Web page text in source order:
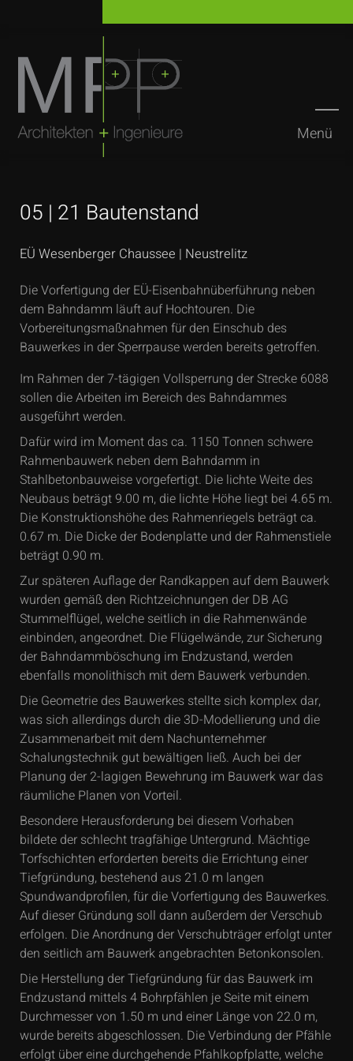
Menü
05 | 21 Bautenstand
EÜ Wesenberger Chaussee | Neustrelitz
Die Vorfertigung der EÜ-Eisenbahnüberführung neben
dem Bahndamm läuft auf Hochtouren. Die
Vorbereitungsmaßnahmen für den Einschub des
Bauwerkes in der Sperrpause werden bereits getroffen.
Im Rahmen der 7-tägigen Vollsperrung der Strecke 6088
sollen die Arbeiten im Bereich des Bahndammes
ausgeführt werden.
Dafür wird im Moment das ca. 1150 Tonnen schwere
Rahmenbauwerk neben dem Bahndamm in
Stahlbetonbauweise vorgefertigt. Die lichte Weite des
Neubaus beträgt 9.00 m, die lichte Höhe liegt bei 4.65 m.
Die Konstruktionshöhe des Rahmenriegels beträgt ca.
0.67 m. Die Dicke der Bodenplatte und der Rahmenstiele
beträgt 0.90 m.
Zur späteren Auflage der Randkappen auf dem Bauwerk
wurden gemäß den Richtzeichnungen der DB AG
Stummelflügel, welche seitlich in die Rahmenwände
einbinden, angeordnet. Die Flügelwände, zur Sicherung
der Bahndammböschung im Endzustand, werden
ebenfalls monolithisch mit dem Bauwerk verbunden.
Die Geometrie des Bauwerkes stellte sich komplex dar,
was sich allerdings durch die 3D-Modellierung und die
Zusammenarbeit mit dem Nachunternehmer
Schalungstechnik gut bewältigen ließ. Auch bei der
Planung der 2-lagigen Bewehrung im Bauwerk war das
räumliche Planen von Vorteil.
Besondere Herausforderung bei diesem Vorhaben
bildete der schlecht tragfähige Untergrund. Mächtige
Torfschichten erforderten bereits die Errichtung einer
Tiefgründung, bestehend aus 21.0 m langen
Spundwandprofilen, für die Vorfertigung des Bauwerkes.
Auf dieser Gründung soll dann außerdem der Verschub
erfolgen. Die Anordnung der Verschubträger erfolgt unter
den seitlich am Bauwerk angebrachten Betonkonsolen.
Die Herstellung der Tiefgründung für das Bauwerk im
Endzustand mittels 4 Bohrpfählen je Seite mit einem
Durchmesser von 1.50 m und einer Länge von 22.0 m,
wurde bereits abgeschlossen. Die Verbindung der Pfähle
erfolgt über eine durchgehende Pfahlkopfplatte, welche